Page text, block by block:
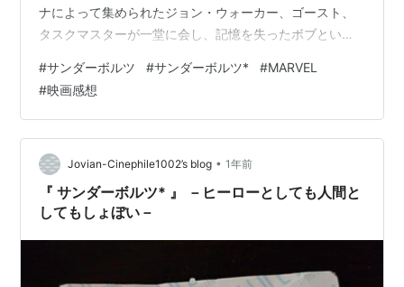
ナによって集められたジョン・ウォーカー、ゴースト、
タスクマスターが一堂に会し、記憶を失ったボブという
して窮地を乗り切り、エレーナを助けに来た父のアレク
セイ、ヴァレンティーナの真の目的を探るバッキー・バ
ーンズも合流し、「サンダーボルツ*」という即席のチー
ムを組むことになる。やがてニューヨークの町に次々と
市民を消し去る脅威の存在が出現。当初はバラバラだっ
た「サンダーボルツ」は、危機に直面する中で次…
#サンダーボルツ #サンダーボルツ* #MARVEL
#映画感想
Jovian-Cinephile1002’s blog • 1年前
『 サンダーボルツ* 』 －ヒーローとしても人間と
してもしょぼい－